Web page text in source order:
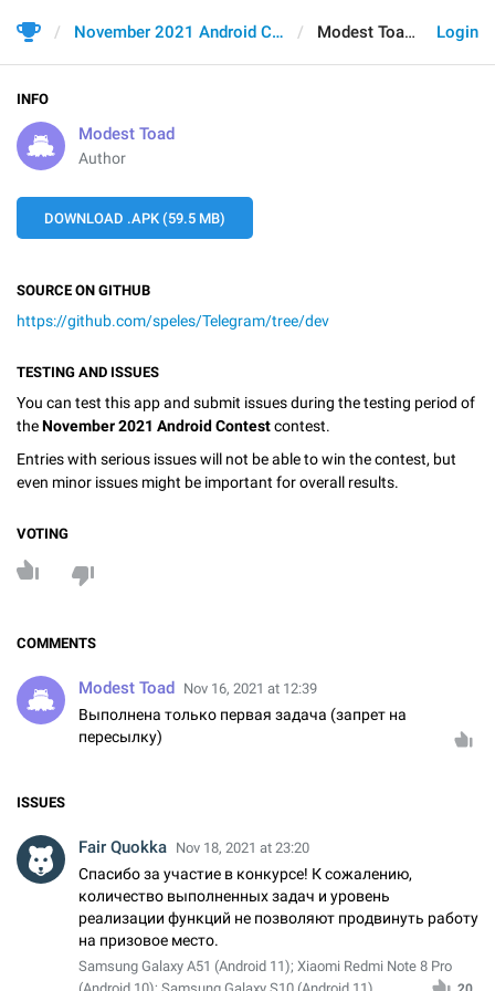
Login
November 2021 Android Contest Modest Toad
INFO
Modest Toad
Author
DOWNLOAD .APK (59.5 MB)
SOURCE ON GITHUB
https://github.com/speles/Telegram/tree/dev
TESTING AND ISSUES
You can test this app and submit issues during the testing period of
theNovember 2021 Android Contestcontest.
Entries with serious issues will not be able to win the contest, but
even minor issues might be important for overall results.
VOTING
COMMENTS
Modest Toad Nov 16, 2021 at 12:39
Выполнена только первая задача (запрет на
пересылку)
ISSUES
Fair Quokka Nov 18, 2021 at 23:20
Спасибо за участие в конкурсе! К сожалению,
количество выполненных задач и уровень
реализации функций не позволяют продвинуть работу
на призовое место.
Samsung Galaxy A51 (Android 11); Xiaomi Redmi Note 8 Pro
(Android 10); Samsung Galaxy S10 (Android 11).